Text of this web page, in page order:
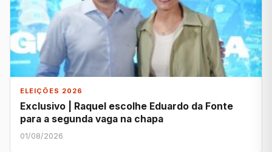
ELEIÇÕES 2026
Exclusivo | Raquel escolhe Eduardo da Fonte
para a segunda vaga na chapa
01/08/2026